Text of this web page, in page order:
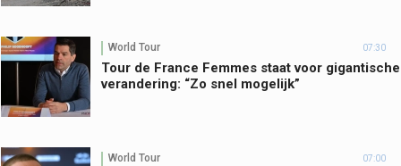
World Tour 07:30
Tour de France Femmes staat voor gigantische
verandering: “Zo snel mogelijk”
World Tour 07:00